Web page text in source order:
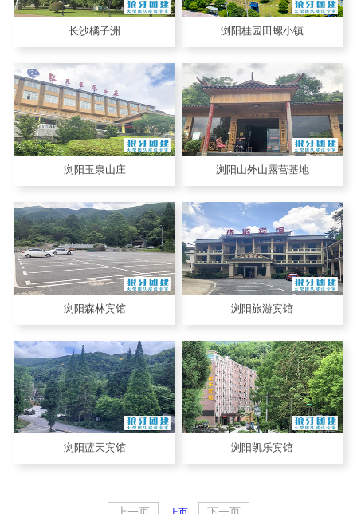
长沙橘子洲 浏阳桂园田螺小镇
浏阳玉泉山庄 浏阳山外山露营基地
浏阳森林宾馆 浏阳旅游宾馆
浏阳蓝天宾馆 浏阳凯乐宾馆